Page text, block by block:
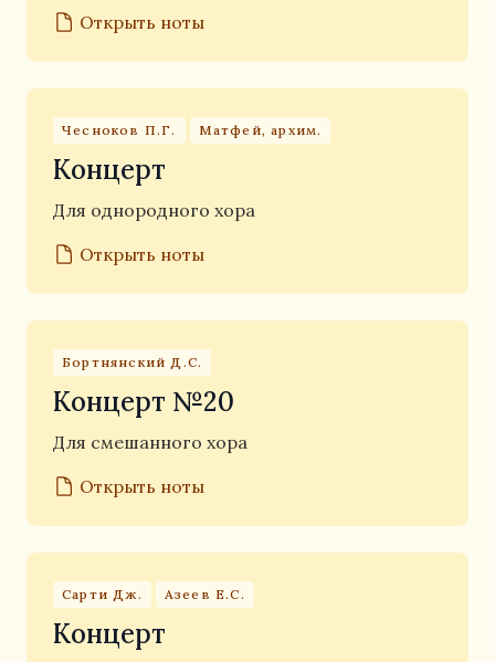
Открыть ноты
Чесноков П.Г. Матфей, архим.
Концерт
Для однородного хора
Открыть ноты
Бортнянский Д.С.
Концерт №20
Для смешанного хора
Открыть ноты
Сарти Дж. Азеев Е.С.
Концерт